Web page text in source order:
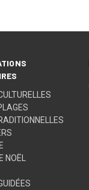
NOËL